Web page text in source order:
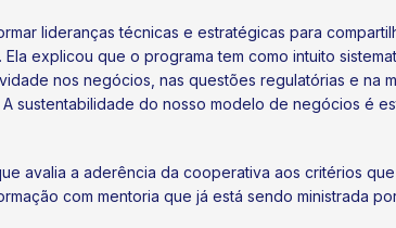
lideranças técnicas e estratégicas para
explicou que o programa tem como intuito
nos negócios, nas questões regulatórias e na
sustentabilidade do nosso modelo de negócios é
avalia a aderência da cooperativa aos critérios
com mentoria que já está sendo ministrada